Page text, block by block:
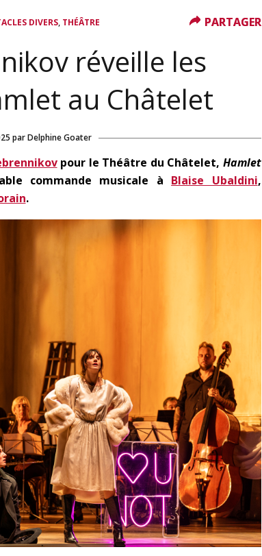
DIVERS, THÉÂTRE
réveille les
au Châtelet
parDelphine Goater
pour le Théâtre du Châtelet, Hamlet
commande musicale à Blaise Ubaldini,
.
PARTAGER
PARTAGER